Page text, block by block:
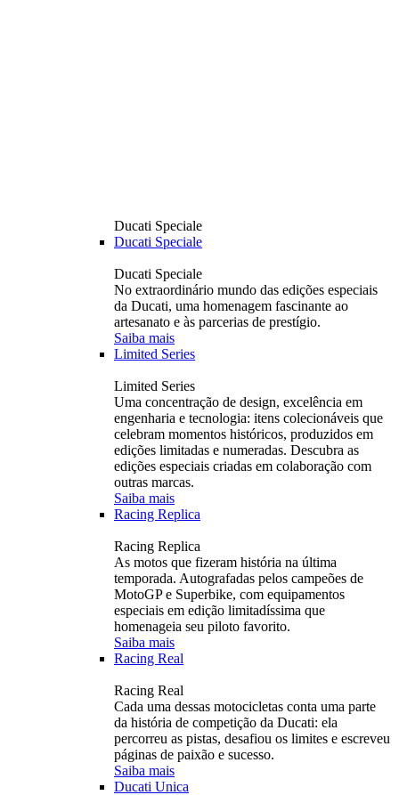
Ducati Speciale
Ducati Speciale
Ducati Speciale
No extraordinário mundo das edições especiais
da Ducati, uma homenagem fascinante ao
artesanato e às parcerias de prestígio.
Saiba mais
Limited Series
Limited Series
Uma concentração de design, excelência em
engenharia e tecnologia: itens colecionáveis ​​que
celebram momentos históricos, produzidos em
edições limitadas e numeradas. Descubra as
edições especiais criadas em colaboração com
outras marcas.
Saiba mais
Racing Replica
Racing Replica
As motos que fizeram história na última
temporada. Autografadas pelos campeões de
MotoGP e Superbike, com equipamentos
especiais em edição limitadíssima que
homenageia seu piloto favorito.
Saiba mais
Racing Real
Racing Real
Cada uma dessas motocicletas conta uma parte
da história de competição da Ducati: ela
percorreu as pistas, desafiou os limites e escreveu
páginas de paixão e sucesso.
Saiba mais
Ducati Unica